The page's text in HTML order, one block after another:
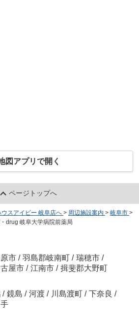
図アプリで開く
ページトップへ
スアイビー 岐阜店へ > 周辺施設案内 > 岐阜市 >
drug 岐阜大学病院前薬局
市 / 羽島郡岐南町 / 瑞穂市 /
屋市 / 江南市 / 揖斐郡大野町
/ 鏡島 / 河渡 / 川島渡町 / 下奈良 /